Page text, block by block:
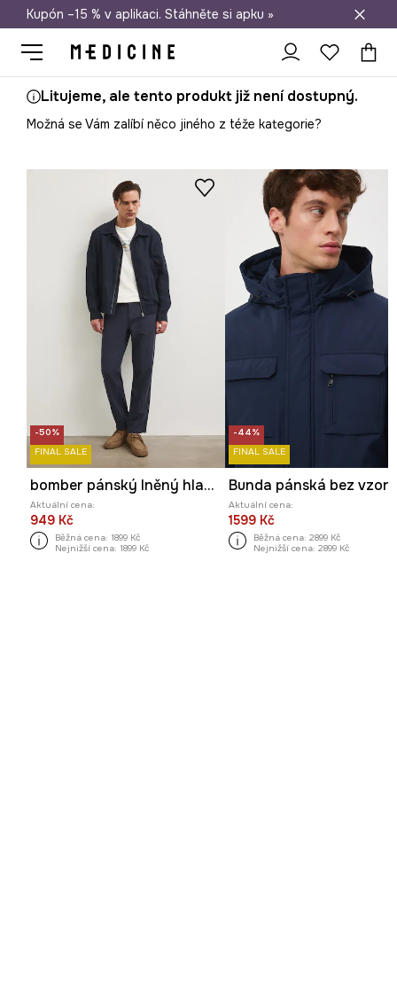
Doprava zdarma při nákupu nad 1 200 Kč
Kupón –15 % v aplikaci. Stáhněte si apku »
Litujeme, ale tento produkt již není dostupný.
Možná se Vám zalíbí něco jiného z téže kategorie?
-50%
FINAL SALE
bomber pánský lněný hladký
Aktuální cena:
949 Kč
Běžná cena: 1899 Kč
Nejnižší cena: 1899 Kč
-44%
FINAL SALE
Bunda pánská bez vzoru
Aktuální cena:
1599 Kč
Běžná cena: 2899 Kč
Nejnižší cena: 2899 Kč